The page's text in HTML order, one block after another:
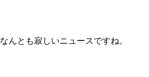
なんとも寂しいニュースですね。